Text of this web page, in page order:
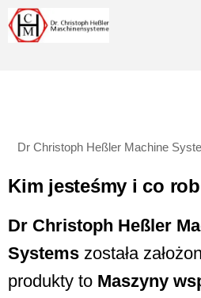
Dr Christoph Heßler Machine
Kim jesteśmy i co
Dr Christoph Heßler
Systems została
produkty to Maszyny